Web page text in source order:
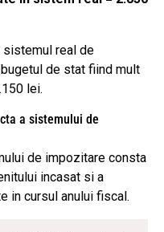
real de
de stat fiind mult
lei.
a sistemului de
de impozitare consta
incasat si a
in cursul anului fiscal.